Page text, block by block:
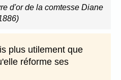
d'or de la comtesse Diane
plus utilement que
réforme ses